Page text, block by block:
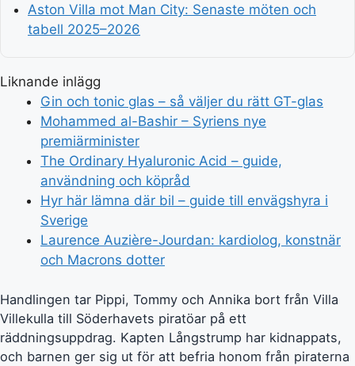
Aston Villa mot Man City: Senaste möten och
tabell 2025–2026
Liknande inlägg
Gin och tonic glas – så väljer du rätt GT-glas
Mohammed al-Bashir – Syriens nye
premiärminister
The Ordinary Hyaluronic Acid – guide,
användning och köpråd
Hyr här lämna där bil – guide till envägshyra i
Sverige
Laurence Auzière-Jourdan: kardiolog, konstnär
och Macrons dotter
Handlingen tar Pippi, Tommy och Annika bort från Villa
Villekulla till Söderhavets piratöar på ett
räddningsuppdrag. Kapten Långstrump har kidnappats,
och barnen ger sig ut för att befria honom från piraterna